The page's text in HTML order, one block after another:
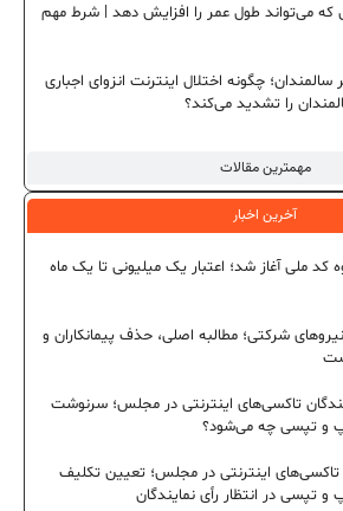
مهمترین مقالات
می‌تواند طول عمر را افزایش دهد | شرط مهم
چگونه اختلال اینترنت انزوای اجباری
را تشدید می‌کند؟
آخرین اخبار
ملی آغاز شد؛ اعتبار یک میلیونی تا یک ماه
شرکتی؛ مطالبه اصلی، حذف پیمانکاران و
تاکسی‌های اینترنتی در مجلس؛ سرنوشت
تپسی چه می‌شود؟
اینترنتی در مجلس؛ تعیین تکلیف
در انتظار رأی نمایندگان